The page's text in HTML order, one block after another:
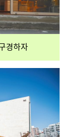
경하자